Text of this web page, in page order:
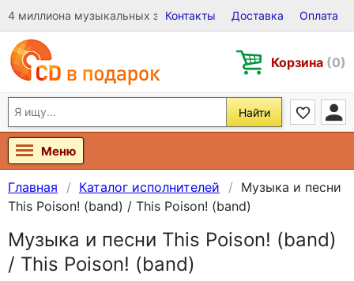
4 миллиона музыкальных записей на Виниле, CD и DVD
Контакты Доставка Оплата
Корзина (0)
Найти
Меню
Главная Каталог исполнителей
Музыка и песни
This Poison! (band) / This Poison! (band)
Музыка и песни This Poison! (band)
/ This Poison! (band)